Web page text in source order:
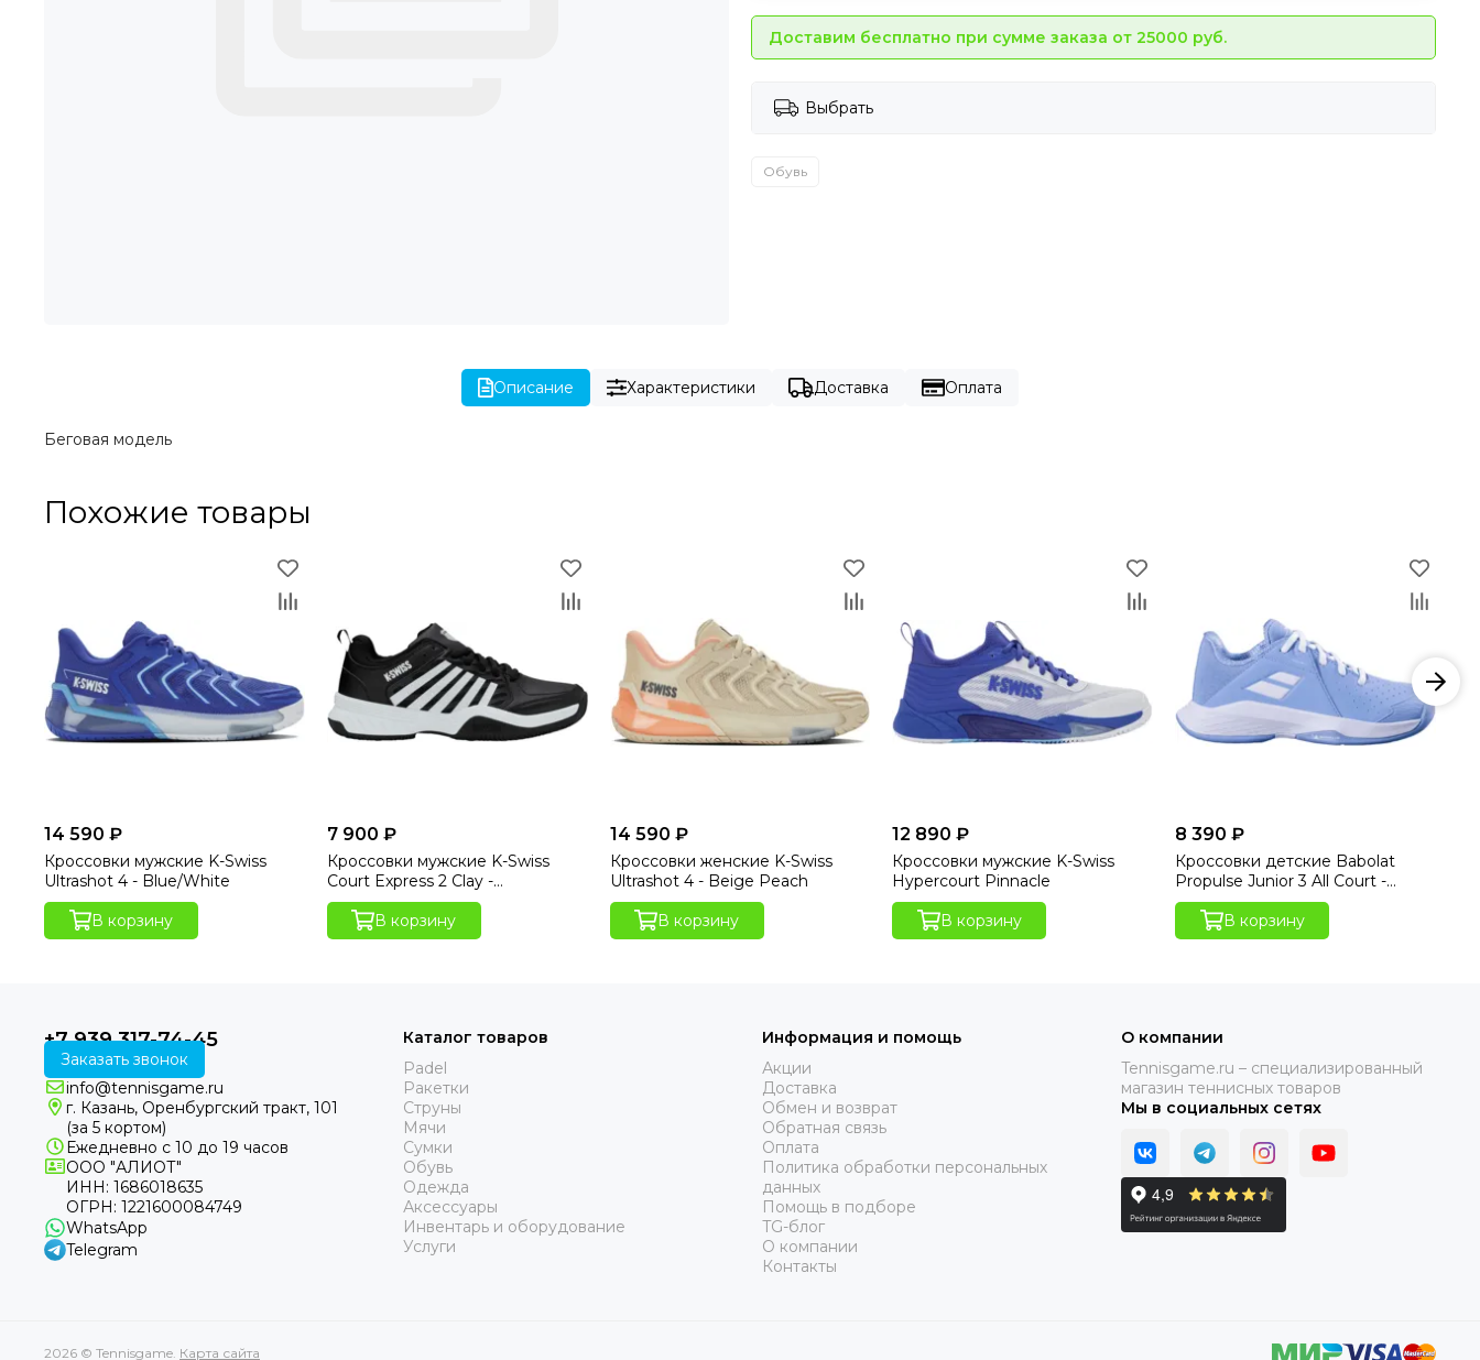
Доставим бесплатно при сумме заказа от 25000 руб.
Выбрать
Обувь
Описание Характеристики Доставка Оплата
Беговая модель
Похожие товары
14 590 ₽
Кроссовки мужские K-Swiss
Ultrashot 4 - Blue/White
В корзину
7 900 ₽
Кроссовки мужские K-Swiss
Court Express 2 Clay -
Black/White
В корзину
14 590 ₽
Кроссовки женские K-Swiss
Ultrashot 4 - Beige Peach
В корзину
12 890 ₽
Кроссовки мужские K-Swiss
Hypercourt Pinnacle
В корзину
8 390 ₽
Кроссовки детские Babolat
Propulse Junior 3 All Court -
Forever Blue
В корзину
+7 939 317-74-45
Заказать звонок
info@tennisgame.ru
г. Казань, Оренбургский тракт, 101
(за 5 кортом)
Ежедневно с 10 до 19 часов
ООО "АЛИОТ"
ИНН: 1686018635
ОГРН: 1221600084749
WhatsApp
Telegram
Каталог товаров
Padel
Ракетки
Струны
Мячи
Сумки
Обувь
Одежда
Аксессуары
Инвентарь и оборудование
Услуги
Информация и помощь
Акции
Доставка
Обмен и возврат
Обратная связь
Оплата
Политика обработки персональных
данных
Помощь в подборе
TG-блог
О компании
Контакты
О компании
Tennisgame.ru – специализированный
магазин теннисных товаров
Мы в социальных сетях
2026 © Tennisgame. Карта сайта